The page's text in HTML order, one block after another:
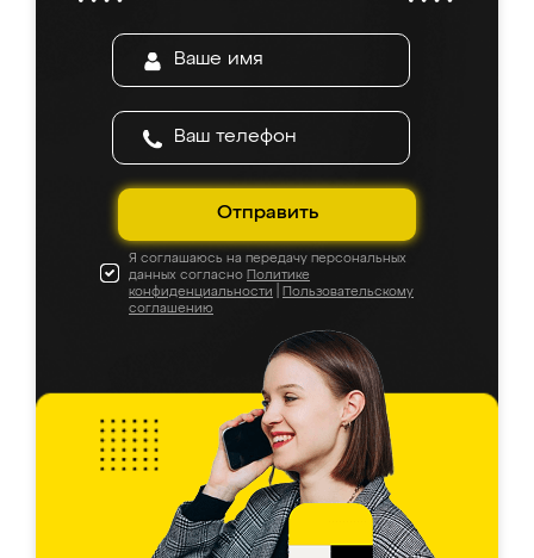
Отправить
Я соглашаюсь на передачу персональных
данных согласно Политике
конфиденциальности
Пользовательскому
соглашению